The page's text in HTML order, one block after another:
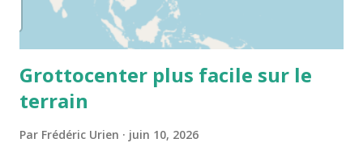
Grottocenter plus facile sur le
terrain
Par Frédéric Urien juin 10, 2026